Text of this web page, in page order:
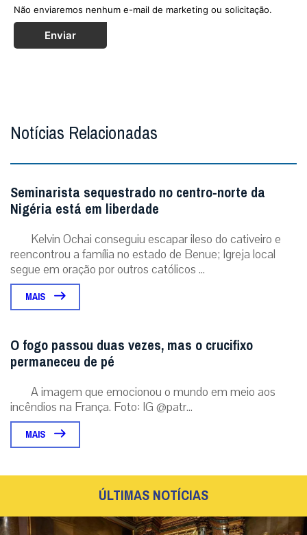
Não enviaremos nenhum e-mail de marketing ou solicitação.
Enviar
Notícias Relacionadas
Seminarista sequestrado no centro-norte da
Nigéria está em liberdade
Kelvin Ochai conseguiu escapar ileso do cativeiro e
reencontrou a família no estado de Benue; Igreja local
segue em oração por outros católicos ...
MAIS
O fogo passou duas vezes, mas o crucifixo
permaneceu de pé
A imagem que emocionou o mundo em meio aos
incêndios na França. Foto: IG @patr...
MAIS
ÚLTIMAS NOTÍCIAS